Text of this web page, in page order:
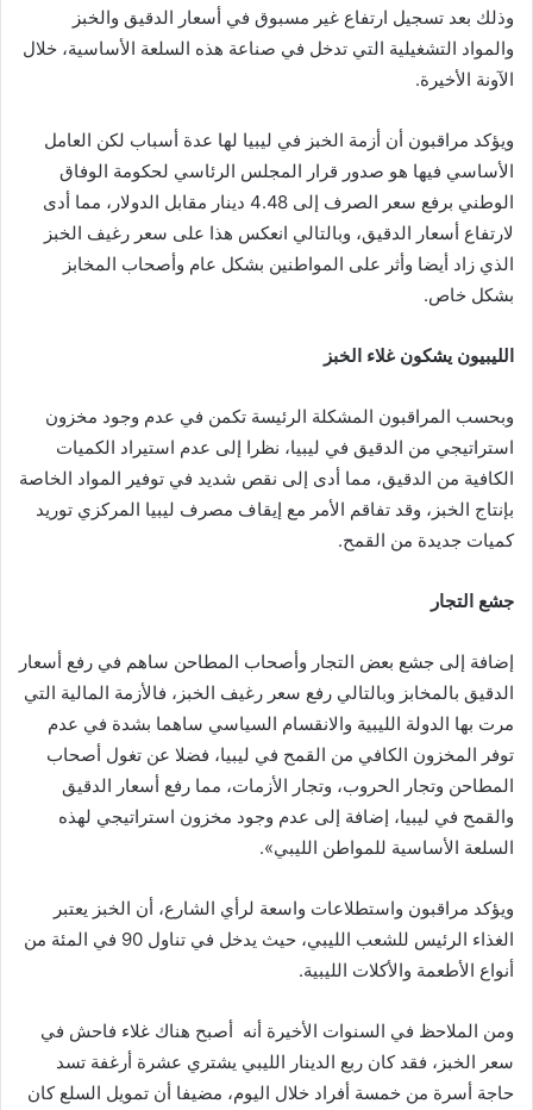
وذلك بعد تسجيل ارتفاع غير مسبوق في أسعار الدقيق والخبز
والمواد التشغيلية التي تدخل في صناعة هذه السلعة الأساسية، خلال
الآونة الأخيرة.
ويؤكد مراقبون أن أزمة الخبز في ليبيا لها عدة أسباب لكن العامل
الأساسي فيها هو صدور قرار المجلس الرئاسي لحكومة الوفاق
الوطني برفع سعر الصرف إلى 4.48 دينار مقابل الدولار، مما أدى
لارتفاع أسعار الدقيق، وبالتالي انعكس هذا على سعر رغيف الخبز
الذي زاد أيضا وأثر على المواطنين بشكل عام وأصحاب المخابز
بشكل خاص.
الليبيون يشكون غلاء الخبز
وبحسب المراقبون المشكلة الرئيسة تكمن في عدم وجود مخزون
استراتيجي من الدقيق في ليبيا، نظرا إلى عدم استيراد الكميات
الكافية من الدقيق، مما أدى إلى نقص شديد في توفير المواد الخاصة
بإنتاج الخبز، وقد تفاقم الأمر مع إيقاف مصرف ليبيا المركزي توريد
كميات جديدة من القمح.
جشع التجار
إضافة إلى جشع بعض التجار وأصحاب المطاحن ساهم في رفع أسعار
الدقيق بالمخابز وبالتالي رفع سعر رغيف الخبز، فالأزمة المالية التي
مرت بها الدولة الليبية والانقسام السياسي ساهما بشدة في عدم
توفر المخزون الكافي من القمح في ليبيا، فضلا عن تغول أصحاب
المطاحن وتجار الحروب، وتجار الأزمات، مما رفع أسعار الدقيق
والقمح في ليبيا، إضافة إلى عدم وجود مخزون استراتيجي لهذه
السلعة الأساسية للمواطن الليبي».
ويؤكد مراقبون واستطلاعات واسعة لرأي الشارع، أن الخبز يعتبر
الغذاء الرئيس للشعب الليبي، حيث يدخل في تناول 90 في المئة من
أنواع الأطعمة والأكلات الليبية.
ومن الملاحظ في السنوات الأخيرة أنه أصبح هناك غلاء فاحش في
سعر الخبز، فقد كان ربع الدينار الليبي يشتري عشرة أرغفة تسد
حاجة أسرة من خمسة أفراد خلال اليوم، مضيفا أن تمويل السلع كان